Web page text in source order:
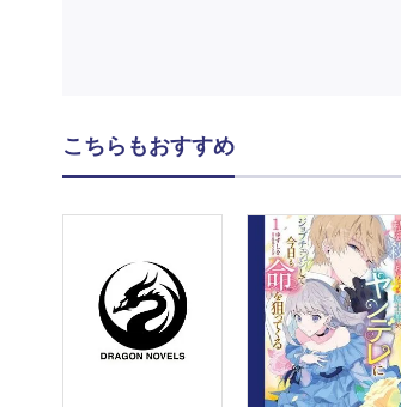
こちらもおすすめ